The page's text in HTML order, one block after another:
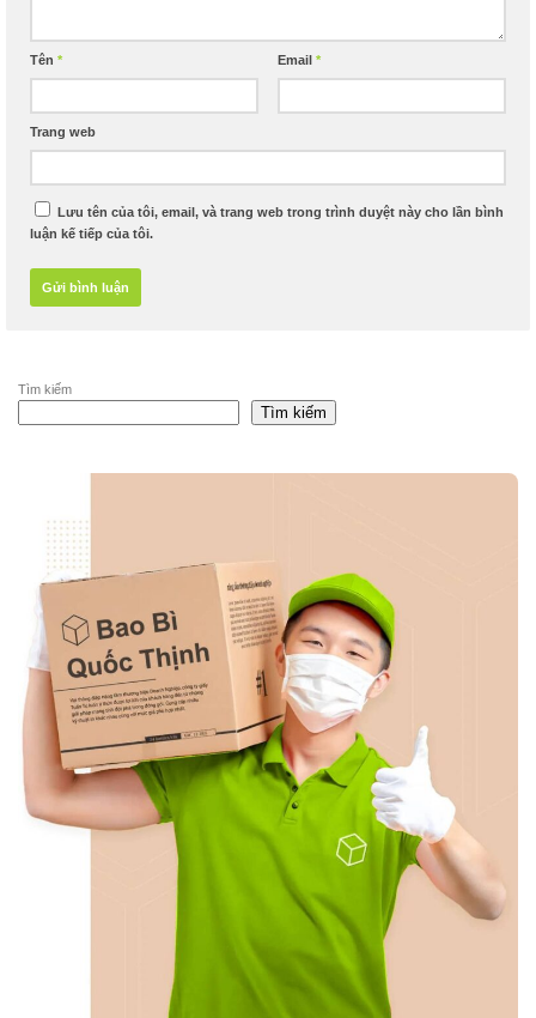
Tên * Email *
Trang web
Lưu tên của tôi, email, và trang web trong trình duyệt này cho lần bình
luận kế tiếp của tôi.
Tìm kiếm
Tìm kiếm